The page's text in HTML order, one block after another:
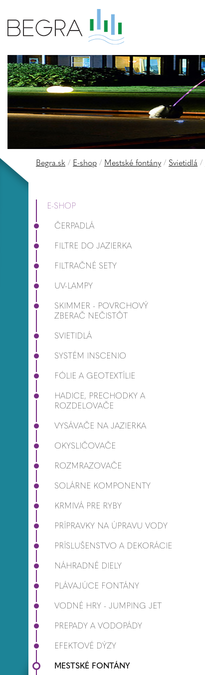
Begra.sk / E-shop / Mestské fontány / Svietidlá /
E-SHOP
ČERPADLÁ
FILTRE DO JAZIERKA
FILTRAČNÉ SETY
UV-LAMPY
SKIMMER - POVRCHOVÝ
ZBERAČ NEČISTÔT
SVIETIDLÁ
SYSTÉM INSCENIO
FÓLIE A GEOTEXTÍLIE
HADICE, PRECHODKY A
ROZDELOVAČE
VYSÁVAČE NA JAZIERKA
OKYSLIČOVAČE
ROZMRAZOVAČE
SOLÁRNE KOMPONENTY
KRMIVÁ PRE RYBY
PRÍPRAVKY NA ÚPRAVU VODY
PRÍSLUŠENSTVO A DEKORÁCIE
NÁHRADNÉ DIELY
PLÁVAJÚCE FONTÁNY
VODNÉ HRY - JUMPING JET
PREPADY A VODOPÁDY
EFEKTOVÉ DÝZY
MESTSKÉ FONTÁNY